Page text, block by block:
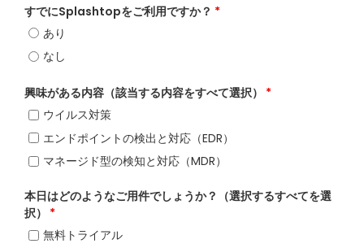
すでにSplashtopをご利用ですか？ *
あり
なし
興味がある内容（該当する内容をすべて選択） *
ウイルス対策
エンドポイントの検出と対応（EDR）
マネージド型の検知と対応（MDR）
本日はどのようなご用件でしょうか？（選択するすべてを選
択） *
無料トライアル